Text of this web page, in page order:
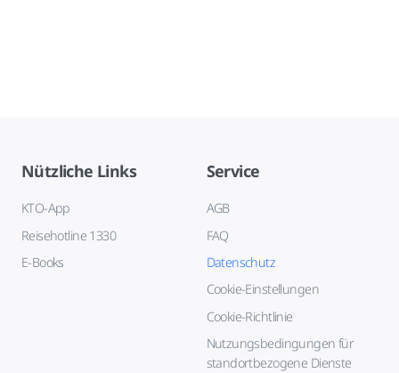
Nützliche Links
KTO-App
Reisehotline 1330
E-Books
Service
AGB
FAQ
Datenschutz
Cookie-Einstellungen
Cookie-Richtlinie
Nutzungsbedingungen für
standortbezogene Dienste